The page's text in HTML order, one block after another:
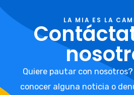
LA MIA ES LA
Quiere pautar con
conocer alguna noticia o